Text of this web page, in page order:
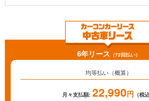
6年リース （72回払い）
均等払い（概算）
月々支払額: 22,990円 （税